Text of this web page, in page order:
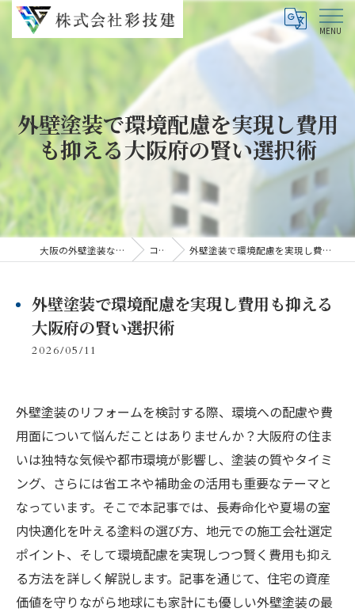
外壁塗装で環境配慮を実現し費用
も抑える大阪府の賢い選択術
大阪の外壁塗装なら株式会社彩技建 コラム 外壁塗装で環境配慮を実現し費用も抑える大阪府の賢い選択術
外壁塗装で環境配慮を実現し費用も抑える
大阪府の賢い選択術
2026/05/11
外壁塗装のリフォームを検討する際、環境への配慮や費
用面について悩んだことはありませんか？大阪府の住ま
いは独特な気候や都市環境が影響し、塗装の質やタイミ
ング、さらには省エネや補助金の活用も重要なテーマと
なっています。そこで本記事では、長寿命化や夏場の室
内快適化を叶える塗料の選び方、地元での施工会社選定
ポイント、そして環境配慮を実現しつつ賢く費用も抑え
る方法を詳しく解説します。記事を通じて、住宅の資産
価値を守りながら地球にも家計にも優しい外壁塗装の最